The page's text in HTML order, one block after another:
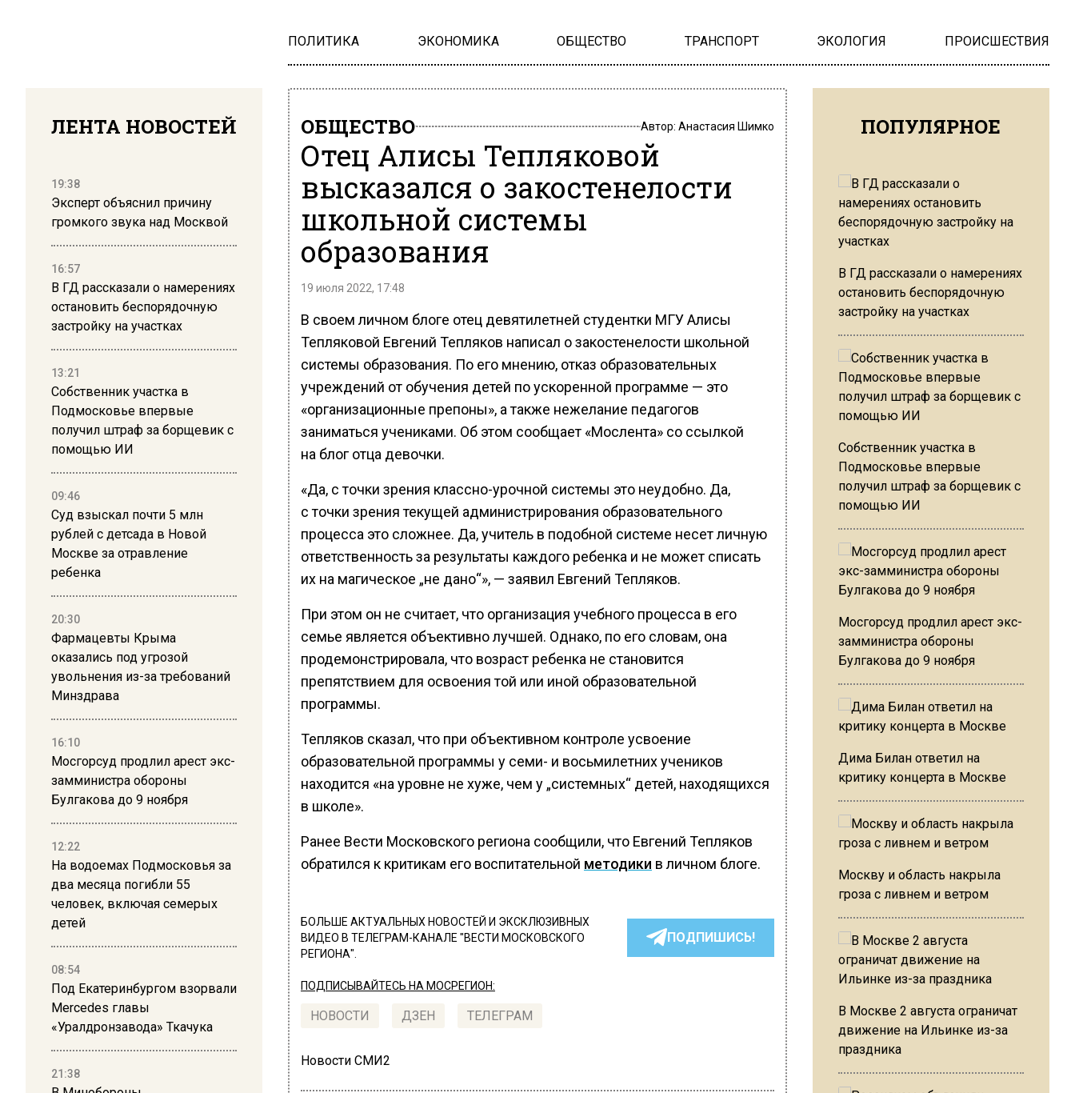
ПОЛИТИКА ЭКОНОМИКА ОБЩЕСТВО ТРАНСПОРТ ЭКОЛОГИЯ ПРОИСШЕСТВИЯ
ЛЕНТА НОВОСТЕЙ
19:38
Эксперт объяснил причину
громкого звука над Москвой
16:57
В ГД рассказали о намерениях
остановить беспорядочную
застройку на участках
13:21
Собственник участка в
Подмосковье впервые
получил штраф за борщевик с
помощью ИИ
09:46
Суд взыскал почти 5 млн
рублей с детсада в Новой
Москве за отравление
ребенка
20:30
Фармацевты Крыма
оказались под угрозой
увольнения из-за требований
Минздрава
16:10
Мосгорсуд продлил арест экс-
замминистра обороны
Булгакова до 9 ноября
12:22
На водоемах Подмосковья за
два месяца погибли 55
человек, включая семерых
детей
08:54
Под Екатеринбургом взорвали
Mercedes главы
«Уралдронзавода» Ткачука
21:38
ОБЩЕСТВО Автор: Анастасия Шимко
Отец Алисы Тепляковой
высказался о закостенелости
школьной системы
образования
19 июля 2022, 17:48
В своем личном блоге отец девятилетней студентки МГУ Алисы
Тепляковой Евгений Тепляков написал о закостенелости школьной
системы образования. По его мнению, отказ образовательных
учреждений от обучения детей по ускоренной программе — это
«организационные препоны», а также нежелание педагогов
заниматься учениками. Об этом сообщает «Мослента» со ссылкой
на блог отца девочки.
«Да, с точки зрения классно-урочной системы это неудобно. Да,
с точки зрения текущей администрирования образовательного
процесса это сложнее. Да, учитель в подобной системе несет личную
ответственность за результаты каждого ребенка и не может списать
их на магическое „не дано“», — заявил Евгений Тепляков.
При этом он не считает, что организация учебного процесса в его
семье является объективно лучшей. Однако, по его словам, она
продемонстрировала, что возраст ребенка не становится
препятствием для освоения той или иной образовательной
программы.
Тепляков сказал, что при объективном контроле усвоение
образовательной программы у семи- и восьмилетних учеников
находится «на уровне не хуже, чем у „системных“ детей, находящихся
в школе».
Ранее Вести Московского региона сообщили, что Евгений Тепляков
обратился к критикам его воспитательной методики в личном блоге.
БОЛЬШЕ АКТУАЛЬНЫХ НОВОСТЕЙ И ЭКСКЛЮЗИВНЫХ
ВИДЕО В ТЕЛЕГРАМ-КАНАЛЕ "ВЕСТИ МОСКОВСКОГО
РЕГИОНА".
ПОДПИШИСЬ!
ПОДПИСЫВАЙТЕСЬ НА МОСРЕГИОН:
НОВОСТИ ДЗЕН ТЕЛЕГРАМ
Новости СМИ2
ПОПУЛЯРНОЕ
В ГД рассказали о намерениях
остановить беспорядочную
застройку на участках
Собственник участка в
Подмосковье впервые
получил штраф за борщевик с
помощью ИИ
Мосгорсуд продлил арест экс-
замминистра обороны
Булгакова до 9 ноября
Дима Билан ответил на
критику концерта в Москве
Москву и область накрыла
гроза с ливнем и ветром
В Москве 2 августа ограничат
движение на Ильинке из-за
праздника